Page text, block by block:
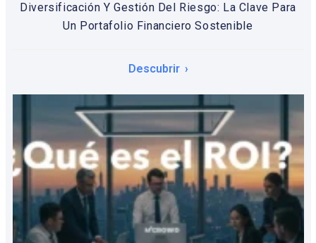
Diversificación Y Gestión Del Riesgo: La Clave Para
Un Portafolio Financiero Sostenible
Descubrir